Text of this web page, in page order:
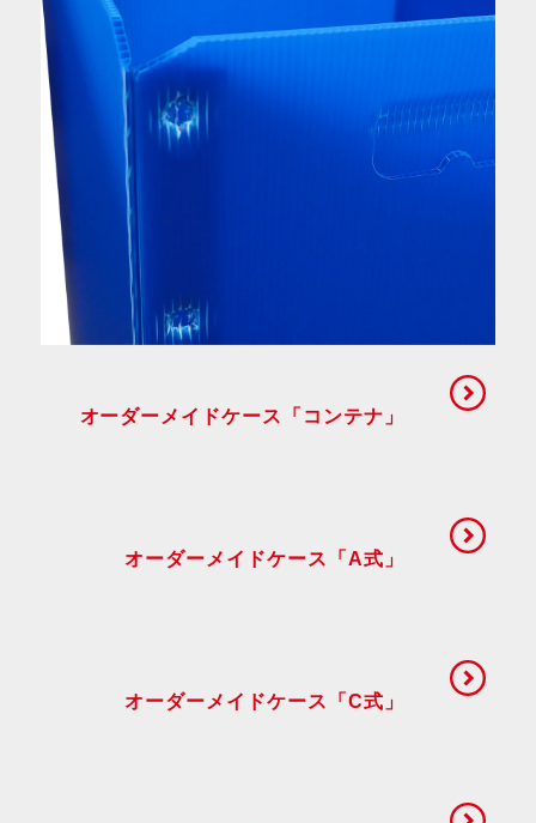
オーダーメイドケース「コンテナ」
オーダーメイドケース「A式」
オーダーメイドケース「C式」